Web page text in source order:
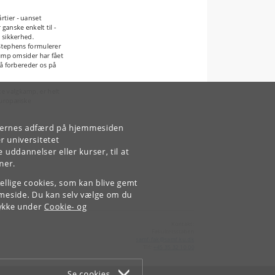
adfærd på hjemmesiden
universitetet
uddannelser eller kurser, til at
cookies, som kan blive gemt
Du kan selv vælge om du
under Cookie- og
- uanset
enkelt til -
sikkerhed.
formulerer
omsider har fået
forbereder os på